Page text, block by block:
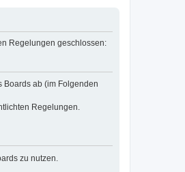
Regelungen geschlossen:
Boards ab (im Folgenden
Regelungen.
zu nutzen.